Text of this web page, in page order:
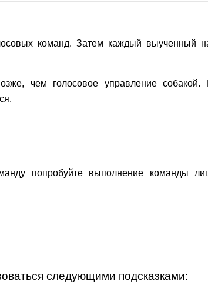
команд. Затем каждый выученный
чем голосовое управление собакой.
попробуйте выполнение команды
следующими подсказками: